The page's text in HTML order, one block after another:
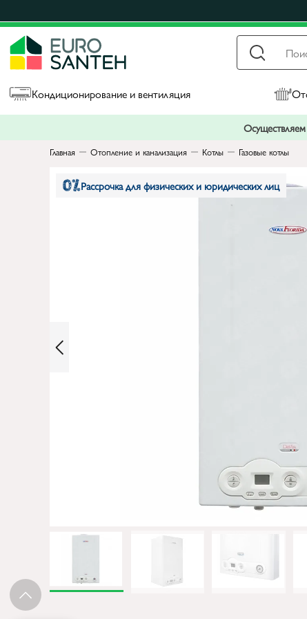
Кондиционирование и вентиляция
Осуществляем
Главная Отопление и канализация Котлы Газовые котлы
Рассрочка для физических и юридических лиц